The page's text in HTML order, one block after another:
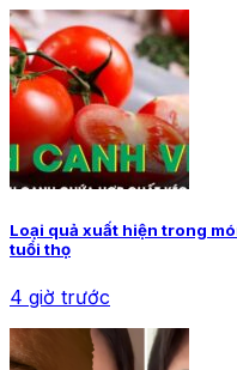
Loại quả xuất hiện trong
tuổi thọ
4 giờ trước